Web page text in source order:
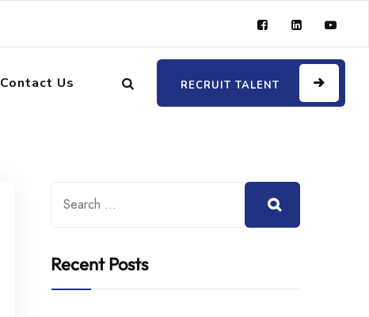
Contact Us RECRUIT TALENT
Recent Posts